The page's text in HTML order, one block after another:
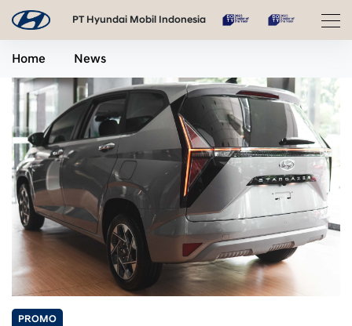
PT Hyundai Mobil Indonesia
Home News
PROMO